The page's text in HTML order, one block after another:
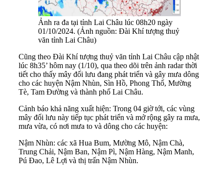
Ảnh ra đa tại tỉnh Lai Châu lúc 08h20 ngày
01/10/2024. (Ảnh nguồn: Đài Khí tượng thuỷ
văn tỉnh Lai Châu)
Cũng theo Đài Khí tượng thuỷ văn tỉnh Lai Châu cập nhật
lúc 8h35’ hôm nay (1/10), qua theo dõi trên ảnh radar thời
tiết cho thấy mây đối lưu đang phát triển và gây mưa dông
cho các huyện Nậm Nhùn, Sìn Hồ, Phong Thổ, Mường
Tè, Tam Đường và thành phố Lai Châu.
Cảnh báo khả năng xuất hiện: Trong 04 giờ tới, các vùng
mây đối lưu này tiếp tục phát triển và mở rộng gây ra mưa,
mưa vừa, có nơi mưa to và dông cho các huyện:
Nậm Nhùn: các xã Hua Bum, Mường Mô, Nậm Chà,
Trung Chải, Nậm Ban, Nậm Pì, Nậm Hàng, Nậm Manh,
Pú Đao, Lê Lợi và thị trấn Nậm Nhùn.